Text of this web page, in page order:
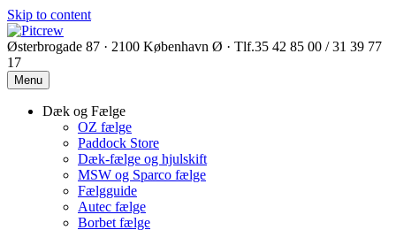
Skip to content
Østerbrogade 87 · 2100 København Ø · Tlf.35 42 85 00 / 31 39 77
17
Menu
Dæk og Fælge
OZ fælge
Paddock Store
Dæk-fælge og hjulskift
MSW og Sparco fælge
Fælgguide
Autec fælge
Borbet fælge